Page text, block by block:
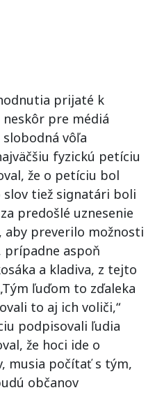
prijaté k
pre médiá
vôľa
fyzickú petíciu
že o petíciu bol
slov tiež signatári boli
predošlé uznesenie
aby preverilo možnosti
aspoň
a kladiva, z tejto
ľuďom to zďaleka
to aj ich voliči,“
podpisovali ľudia
že hoci ide o
musia počítať s tým,
občanov